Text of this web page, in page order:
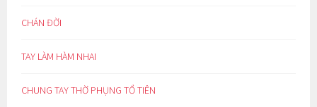
CHÁN ĐỜI
TAY LÀM HÀM NHAI
CHUNG TAY THỜ PHỤNG TỔ TIÊN